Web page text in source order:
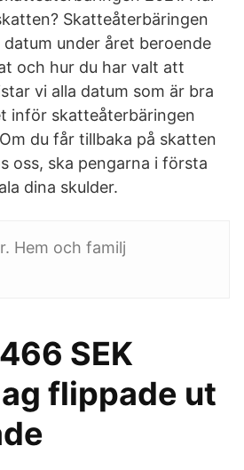
Skatteåterbäringen
under året beroende
och hur du har valt att
vi alla datum som är bra
inför skatteåterbäringen
du får tillbaka på skatten
oss, ska pengarna i första
dina skulder.
Hem och familj
SEK
flippade ut